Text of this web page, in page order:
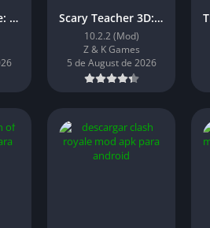
Business Empire: Dinero Infinito Scary Teacher 3D: Dinero Infinito
10.2.2 (Mod)
Z & K Games
5 de August de 2026